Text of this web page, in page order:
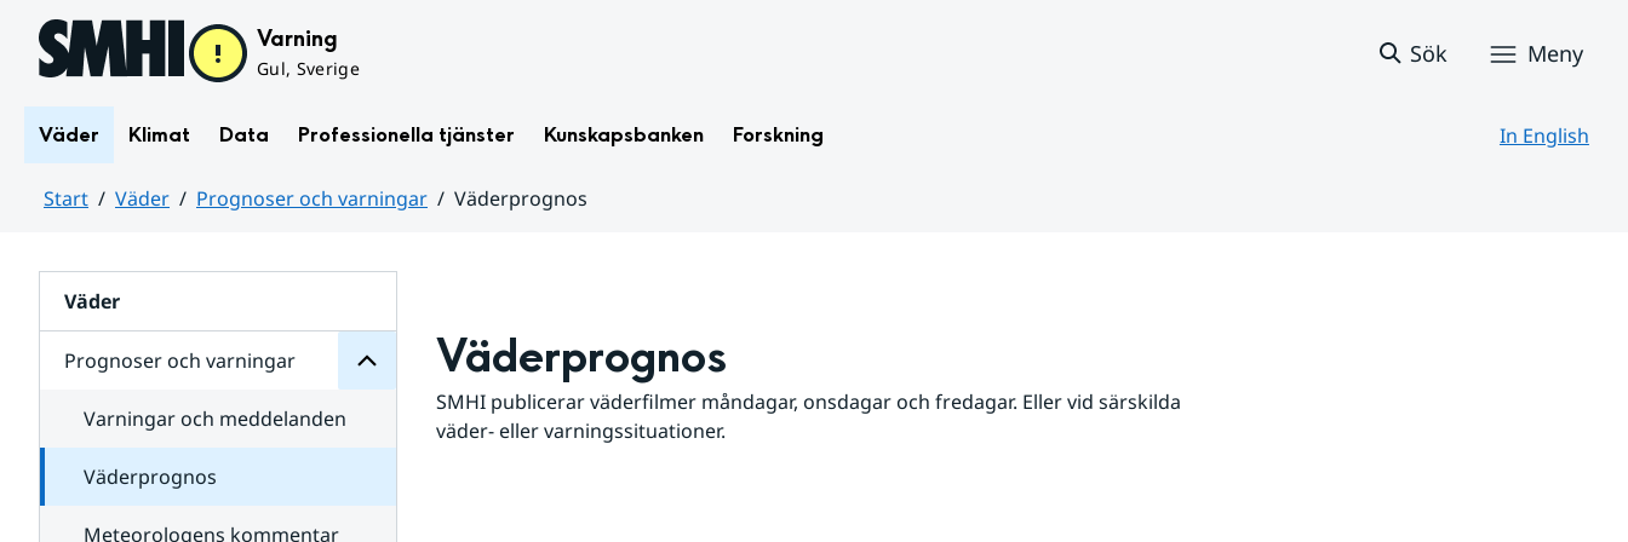
Hoppa till sidans innehåll Varning
Gul, Sverige
Sök Meny
Väder Klimat Data Professionella tjänster Kunskapsbanken Forskning In English
Start Väder Prognoser och varningar
Väderprognos
Väder
Prognoser och varningar
för
varningar
Varningar och meddelanden
Väderprognos
Meteorologens kommentar
Väderprognos
SMHI publicerar väderfilmer måndagar, onsdagar och fredagar. Eller vid särskilda
väder- eller varningssituationer.